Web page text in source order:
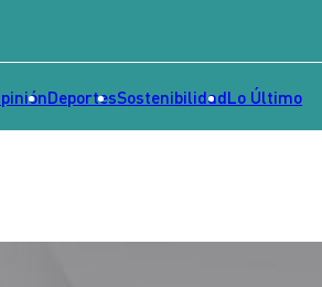
DeportesSostenibilidadLo Último